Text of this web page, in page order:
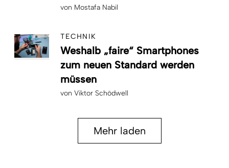
von Mostafa Nabil
TECHNIK
Weshalb „faire“ Smartphones
zum neuen Standard werden
müssen
von Viktor Schödwell
Mehr laden